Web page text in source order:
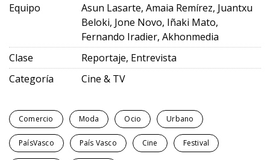
Equipo
Asun Lasarte, Amaia Remírez, Juantxu
Beloki, Jone Novo, Iñaki Mato,
Fernando Iradier, Akhonmedia
Clase
Reportaje, Entrevista
Categoría
Cine & TV
Comercio Moda Ocio Urbano
PaísVasco País Vasco Cine Festival